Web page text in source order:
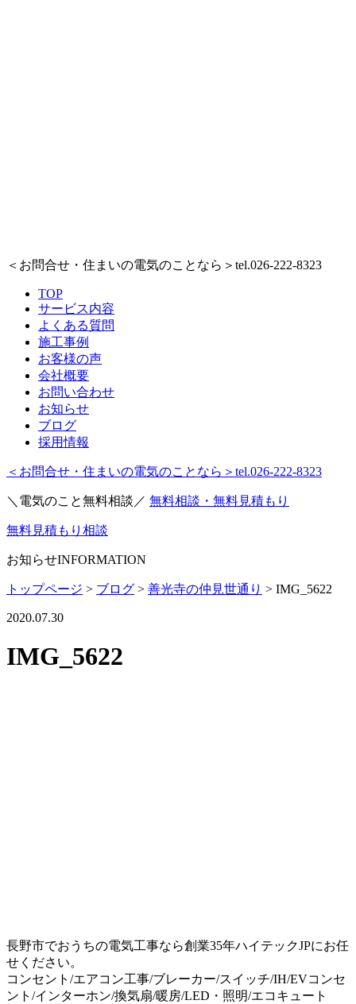
＜お問合せ・住まいの電気のことなら＞ tel.026-222-8323
TOP
サービス内容
よくある質問
施工事例
お客様の声
会社概要
お問い合わせ
お知らせ
ブログ
採用情報
＜お問合せ・住まいの電気のことなら＞ tel.026-222-8323
＼電気のこと無料相談／ 無料相談・無料見積もり
無料見積もり相談
お知らせINFORMATION
トップページ > ブログ > 善光寺の仲見世通り > IMG_5622
2020.07.30
IMG_5622
長野市でおうちの電気工事なら創業35年ハイテックJPにお任
せください。
コンセント/エアコン工事/ブレーカー/スイッチ/IH/EVコンセ
ント/インターホン/換気扇/暖房/LED・照明/エコキュート